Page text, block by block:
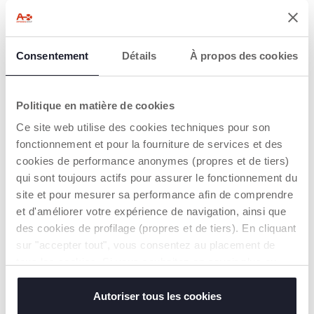
Consentement Détails À propos des cookies
Politique en matière de cookies
Ce site web utilise des cookies techniques pour son
fonctionnement et pour la fourniture de services et des
cookies de performance anonymes (propres et de tiers)
qui sont toujours actifs pour assurer le fonctionnement du
site et pour mesurer sa performance afin de comprendre
et d'améliorer votre expérience de navigation, ainsi que
des cookies de profilage (propres et de tiers). En cliquant
sur "accepter tout", vous consentez au placement de
modifier ou révoquer le consentement de tous les
cookies ou de certains d'entre eux, cliquez sur "afficher
Autoriser tous les cookies
CARACTÉRISTIQUES DU PRODUIT
JEU ÉDUCATIF
Jeu de formes et
d'emboîtements qui
stimule la
coordination
manuelle, les
capacités cognitives
et le développement
anneaux coulissants et
DE NOMBREUSES
ACTIVITÉS
MANUELLES
s'amuseront à trouver
la forme géométrique
à insérer dans le bon
également
reconnaître les
animaux en relief, faire
coulisser les anneaux